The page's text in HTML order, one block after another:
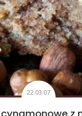
22.03.07